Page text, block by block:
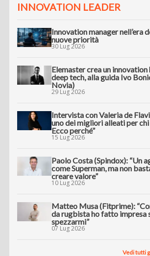
INNOVATION LEADER
Innovation manager nell’era
nuove priorità
30 Lug 2026
Elemaster crea un
deep tech, alla guida Ivo
Novia)
29 Lug 2026
Intervista con Valeria de
uno dei migliori alleati per
Ecco perché”
15 Lug 2026
Paolo Costa (Spindox): “Un
come Superman, ma non
creare valore”
10 Lug 2026
Matteo Musa (Fitprime):
da rugbista ho fatto impresa
spezzarmi”
07 Lug 2026
Vedi tutti